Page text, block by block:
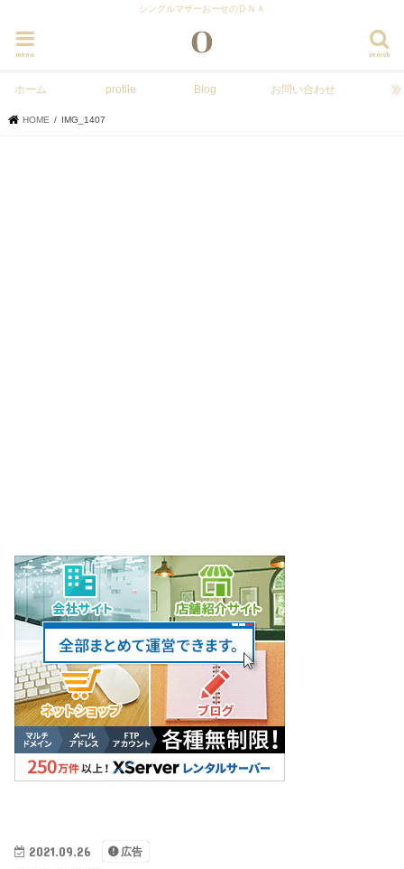
シングルマザーおーせのＤＮＡ
search
menu
ホーム profile Blog お問い合わせ
HOME IMG_1407
2021.09.26 広告